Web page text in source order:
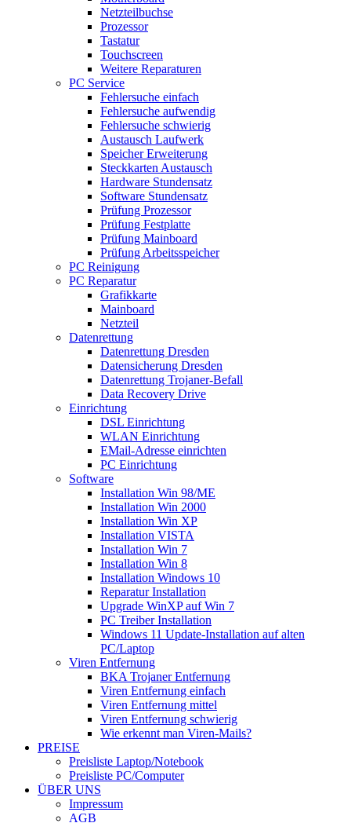
Netzteilbuchse
Prozessor
Tastatur
Touchscreen
Weitere Reparaturen
PC Service
Fehlersuche einfach
Fehlersuche aufwendig
Fehlersuche schwierig
Austausch Laufwerk
Speicher Erweiterung
Steckkarten Austausch
Hardware Stundensatz
Software Stundensatz
Prüfung Prozessor
Prüfung Festplatte
Prüfung Mainboard
Prüfung Arbeitsspeicher
PC Reinigung
PC Reparatur
Grafikkarte
Mainboard
Netzteil
Datenrettung
Datenrettung Dresden
Datensicherung Dresden
Datenrettung Trojaner-Befall
Data Recovery Drive
Einrichtung
DSL Einrichtung
WLAN Einrichtung
EMail-Adresse einrichten
PC Einrichtung
Software
Installation Win 98/ME
Installation Win 2000
Installation Win XP
Installation VISTA
Installation Win 7
Installation Win 8
Installation Windows 10
Reparatur Installation
Upgrade WinXP auf Win 7
PC Treiber Installation
Windows 11 Update-Installation auf alten
PC/Laptop
Viren Entfernung
BKA Trojaner Entfernung
Viren Entfernung einfach
Viren Entfernung mittel
Viren Entfernung schwierig
Wie erkennt man Viren-Mails?
PREISE
Preisliste Laptop/Notebook
Preisliste PC/Computer
ÜBER UNS
Impressum
AGB